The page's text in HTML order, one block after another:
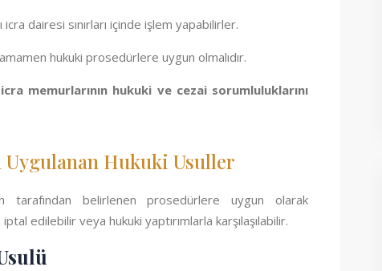
dairesi sınırları içinde işlem yapabilirler.
hukuki prosedürlere uygun olmalıdır.
memurlarının hukuki ve cezai sorumluluklarını
Uygulanan Hukuki Usuller
tarafından belirlenen prosedürlere uygun olarak
edilebilir veya hukuki yaptırımlarla karşılaşılabilir.